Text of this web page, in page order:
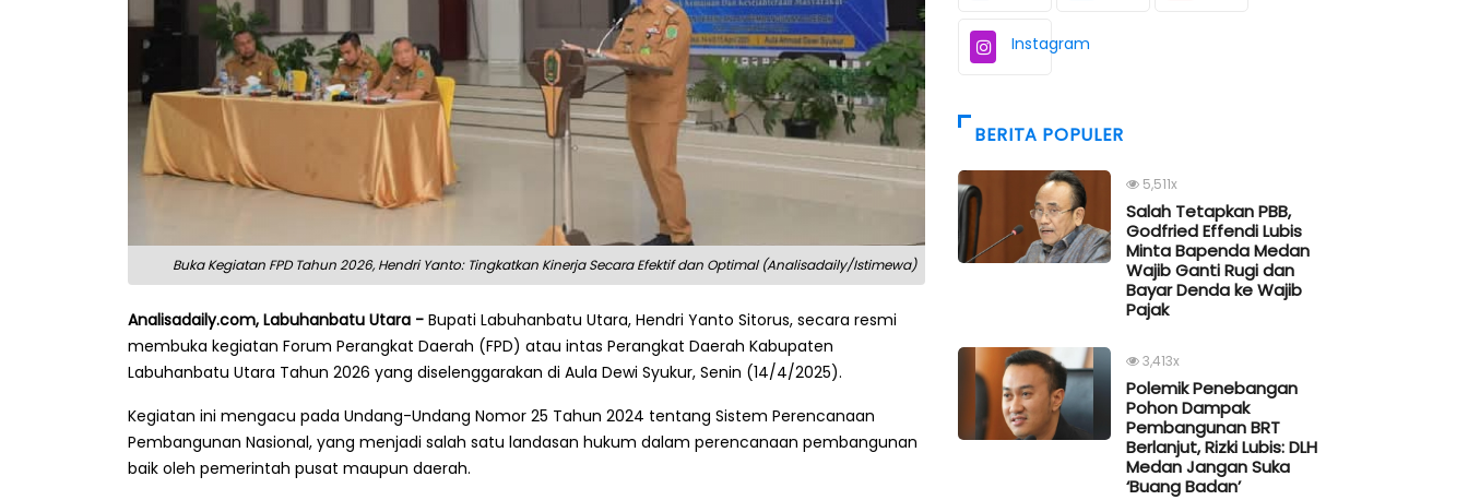
Buka Kegiatan FPD Tahun 2026, Hendri Yanto: Tingkatkan Kinerja Secara Efektif dan Optimal (Analisadaily/Istimewa)
Analisadaily.com, Labuhanbatu Utara - Bupati Labuhanbatu Utara, Hendri Yanto Sitorus, secara resmi
membuka kegiatan Forum Perangkat Daerah (FPD) atau intas Perangkat Daerah Kabupaten
Labuhanbatu Utara Tahun 2026 yang diselenggarakan di Aula Dewi Syukur, Senin (14/4/2025).
Kegiatan ini mengacu pada Undang-Undang Nomor 25 Tahun 2024 tentang Sistem Perencanaan
Pembangunan Nasional, yang menjadi salah satu landasan hukum dalam perencanaan pembangunan
baik oleh pemerintah pusat maupun daerah.
Instagram
BERITA POPULER
5,511x
Salah Tetapkan PBB,
Godfried Effendi Lubis
Minta Bapenda Medan
Wajib Ganti Rugi dan
Bayar Denda ke Wajib
Pajak
3,413x
Polemik Penebangan
Pohon Dampak
Pembangunan BRT
Berlanjut, Rizki Lubis: DLH
Medan Jangan Suka
‘Buang Badan’